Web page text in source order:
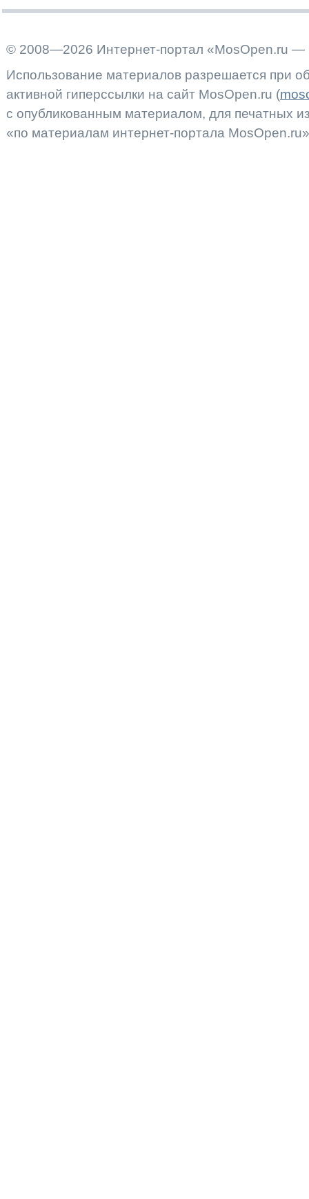
© 2008—2026 Интернет-портал «MosOpen.ru —
Использование материалов разрешается при
активной гиперссылки на сайт MosOpen.ru (
с опубликованным материалом, для печатных
«по материалам интернет-портала